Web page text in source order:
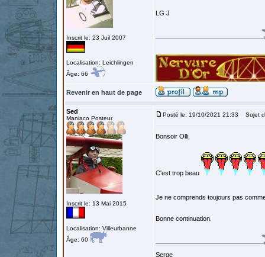
Inscrit le: 23 Juil 2007
Localisation: Leichlingen
Âge: 66
LG J
Revenir en haut de page
Sed
Maniaco Posteur
Inscrit le: 13 Mai 2015
Localisation: Villeurbanne
Âge: 60
Posté le: 19/10/2021 21:33 Sujet
Bonsoir Olli,
C'est trop beau
Je ne comprends toujours pas
Bonne continuation.
Serge